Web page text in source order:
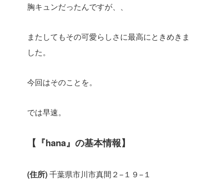
胸キュンだったんですが、、
またしてもその可愛らしさに最高にときめきま
した。
今回はそのことを。
では早速。
【『hana』の基本情報】
(住所)千葉県市川市真間２ −１９ −１